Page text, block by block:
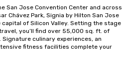
San Jose Convention Center and across
Chávez Park, Signia by Hilton San Jose
of Silicon Valley. Setting the stage
you’ll find over 55,000 sq. ft. of
culinary experiences, an
fitness facilities complete your